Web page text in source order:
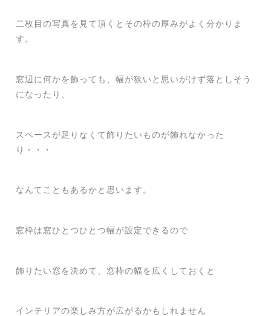
二枚目の写真を見て頂くとその枠の厚みがよく分かりま
す。
窓辺に何かを飾っても、幅が狭いと思いがけず落としそう
になったり、
スペースが足りなくて飾りたいものが飾れなかった
り・・・
なんてこともあるかと思います。
窓枠は窓ひとつひとつ幅が設定できるので
飾りたい窓を決めて、窓枠の幅を広くしておくと
インテリアの楽しみ方が広がるかもしれません